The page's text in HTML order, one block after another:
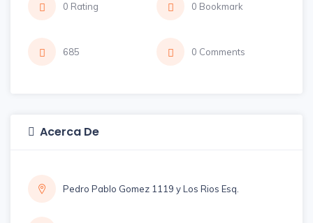
0 Rating 0 Bookmark
685 0 Comments
Acerca De
Pedro Pablo Gomez 1119 y Los Rios Esq.